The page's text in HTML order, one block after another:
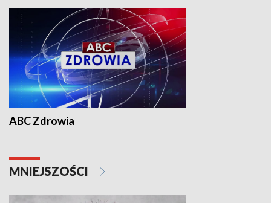
ABC Zdrowia
MNIEJSZOŚCI